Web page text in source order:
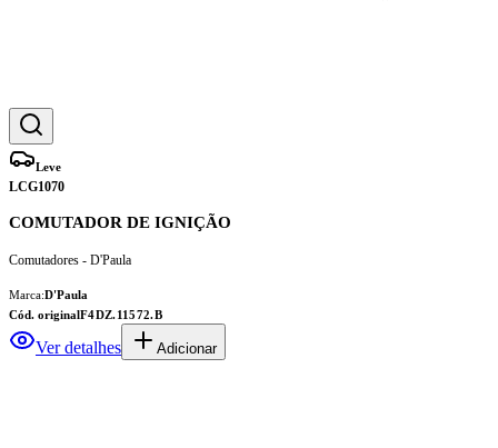
Leve
LCG1070
COMUTADOR DE IGNIÇÃO
Comutadores - D'Paula
Marca:D'Paula
Cód. originalF4DZ.11572.B
Ver detalhes Adicionar